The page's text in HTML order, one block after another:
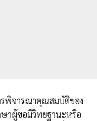
รพิจารณาคุณสมบัติของ
ษาผู้ขอมีวิทยฐานะหรือ